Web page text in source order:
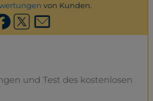
von Kunden.
und Test des kostenlosen